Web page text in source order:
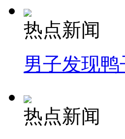
热点新闻
男子发现
热点新闻